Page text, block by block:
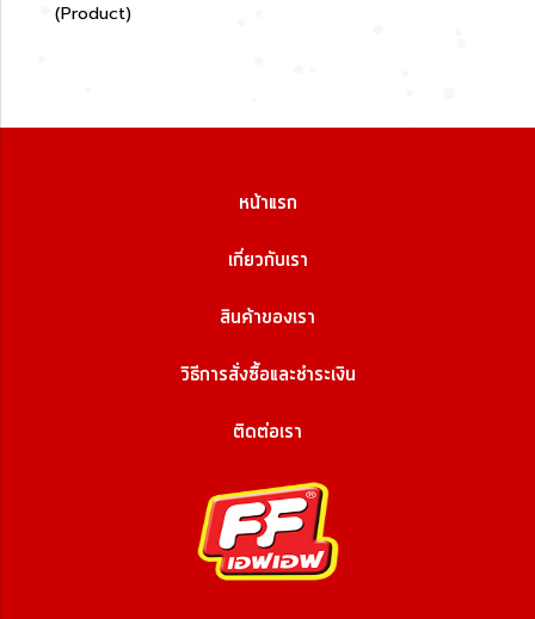
(Product)
หน้าแรก
เกี่ยวกับเรา
สินค้าของเรา
วิธีการสั่งซื้อและชำระเงิน
ติดต่อเรา